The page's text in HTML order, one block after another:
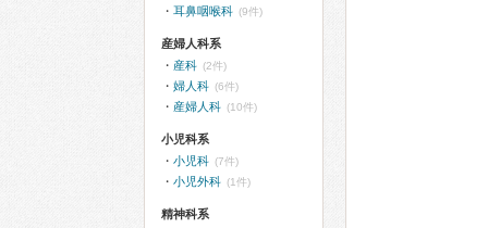
耳鼻咽喉科 (9件)
産婦人科系
産科 (2件)
婦人科 (6件)
産婦人科 (10件)
小児科系
小児科 (7件)
小児外科 (1件)
精神科系